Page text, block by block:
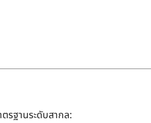
ตรฐานระดับสากล: